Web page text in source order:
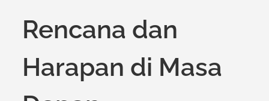
Rencana dan
Harapan di Masa